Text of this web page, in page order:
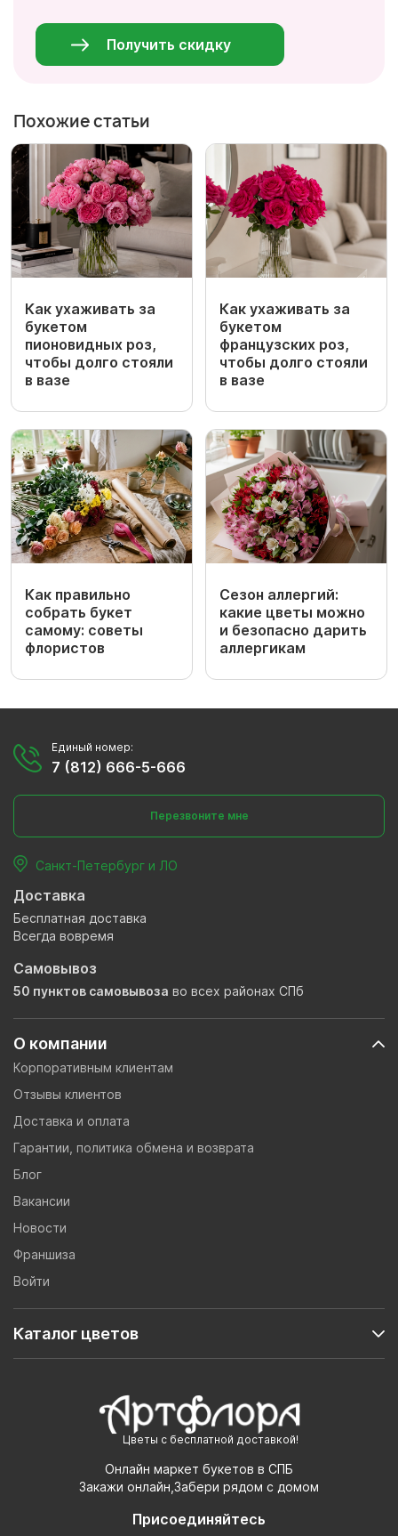
Получить скидку
Похожие статьи
Как ухаживать за
букетом
пионовидных роз,
чтобы долго стояли
в вазе
Как ухаживать за
букетом
французских роз,
чтобы долго стояли
в вазе
Как правильно
собрать букет
самому: советы
флористов
Сезон аллергий:
какие цветы можно
и безопасно дарить
аллергикам
Цветы с бесплатной доставкой!
Онлайн маркет букетов в СПБ
Закажи онлайн,Забери рядом с домом
Присоединяйтесь
О компании
Корпоративным клиентам
Отзывы клиентов
Доставка и оплата
Гарантии, политика обмена и возврата
Блог
Вакансии
Новости
Франшиза
Войти
Каталог цветов
Единый номер:
7 (812) 666-5-666
Перезвоните мне
Санкт-Петербург и ЛО
Доставка
Бесплатная доставка
Всегда вовремя
Самовывоз
50 пунктов самовывоза во всех районах СПб